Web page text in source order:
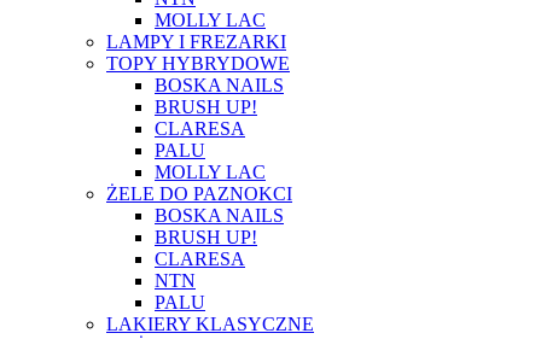
MOLLY LAC
LAMPY I FREZARKI
TOPY HYBRYDOWE
BOSKA NAILS
BRUSH UP!
CLARESA
PALU
MOLLY LAC
ŻELE DO PAZNOKCI
BOSKA NAILS
BRUSH UP!
CLARESA
NTN
PALU
LAKIERY KLASYCZNE